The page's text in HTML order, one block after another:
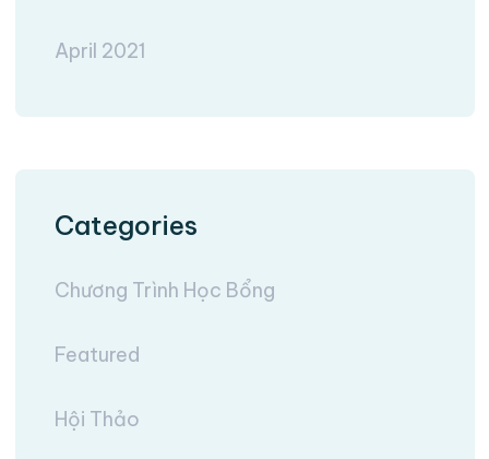
April 2021
Categories
Chương Trình Học Bổng
Featured
Hội Thảo